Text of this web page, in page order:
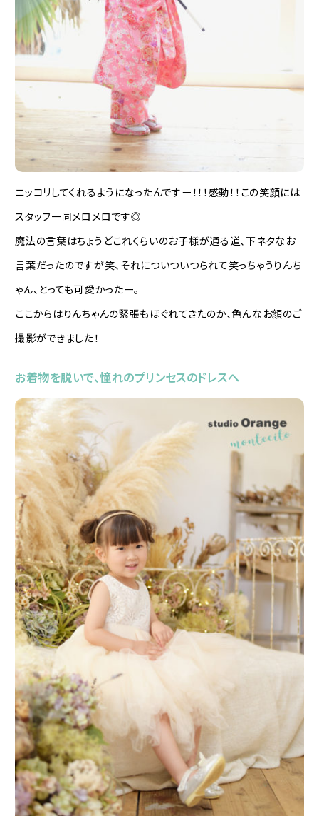
ニッコリしてくれるようになったんですー！！！感動！！この笑顔には
スタッフ一同メロメロです◎
魔法の言葉はちょうどこれくらいのお子様が通る道、下ネタなお
言葉だったのですが笑、それについついつられて笑っちゃうりんち
ゃん、とっても可愛かったー。
ここからはりんちゃんの緊張もほぐれてきたのか、色んなお顔のご
撮影ができました！
お着物を脱いで、憧れのプリンセスのドレスへ